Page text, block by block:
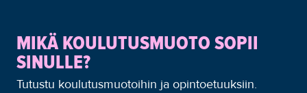
MIKÄ KOULUTUSMUOTO SOPII
SINULLE?
Tutustu koulutusmuotoihin ja opintoetuuksiin.